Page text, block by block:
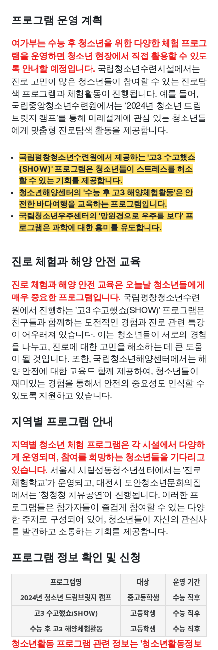
프로그램 운영 계획
여가부는 수능 후 청소년을 위한 다양한 체험 프로그
램을 운영하면 청소년 현장에서 직접 활용할 수 있도
록 안내할 예정입니다. 국립청소년수련시설에서는
진로 고민이 많은 청소년들이 참여할 수 있는 진로탐
색 프로그램과 체험활동이 진행됩니다. 예를 들어,
국립중앙청소년수련원에서는 ‘2024년 청소년 드림
브릿지 캠프’를 통해 미래설계에 관심 있는 청소년들
에게 맞춤형 진로탐색 활동을 제공합니다.
국립평창청소년수련원에서 제공하는 '고3 수고했쇼
(SHOW)' 프로그램은 청소년들이 스트레스를 해소
할 수 있는 기회를 제공합니다.
청소년해양센터의 '수능 후 고3 해양체험활동'은 안
전한 바다여행을 교육하는 프로그램입니다.
국립청소년우주센터의 '망원경으로 우주를 보다' 프
로그램은 과학에 대한 흥미를 유도합니다.
진로 체험과 해양 안전 교육
진로 체험과 해양 안전 교육은 오늘날 청소년들에게
매우 중요한 프로그램입니다. 국립평창청소년수련
원에서 진행하는 '고3 수고했쇼(SHOW)' 프로그램은
친구들과 함께하는 도전적인 경험과 진로 관련 특강
이 어우러져 있습니다. 이는 청소년들이 서로의 경험
을 나누고, 진로에 대한 고민을 해소하는 데 큰 도움
이 될 것입니다. 또한, 국립청소년해양센터에서는 해
양 안전에 대한 교육도 함께 제공하여, 청소년들이
재미있는 경험을 통해서 안전의 중요성도 인식할 수
있도록 지원하고 있습니다.
지역별 프로그램 안내
지역별 청소년 체험 프로그램은 각 시설에서 다양하
게 운영되며, 참여를 희망하는 청소년들을 기다리고
있습니다. 서울시 시립성동청소년센터에서는 '진로
체험학교'가 운영되고, 대전시 도안청소년문화의집
에서는 '청청청 치유공연'이 진행됩니다. 이러한 프
로그램들은 참가자들이 즐겁게 참여할 수 있는 다양
한 주제로 구성되어 있어, 청소년들이 자신의 관심사
를 발견하고 소통하는 기회를 제공합니다.
프로그램 정보 확인 및 신청
프로그램명 대상
운영 기간
2024년 청소년 드림브릿지 캠프
중고등학생
수능 직후
고3 수고했쇼(SHOW)
고등학생
수능 직후
수능 후 고3 해양체험활동
고등학생 수능 직후
청소년활동 프로그램 관련 정보는 '청소년활동정보